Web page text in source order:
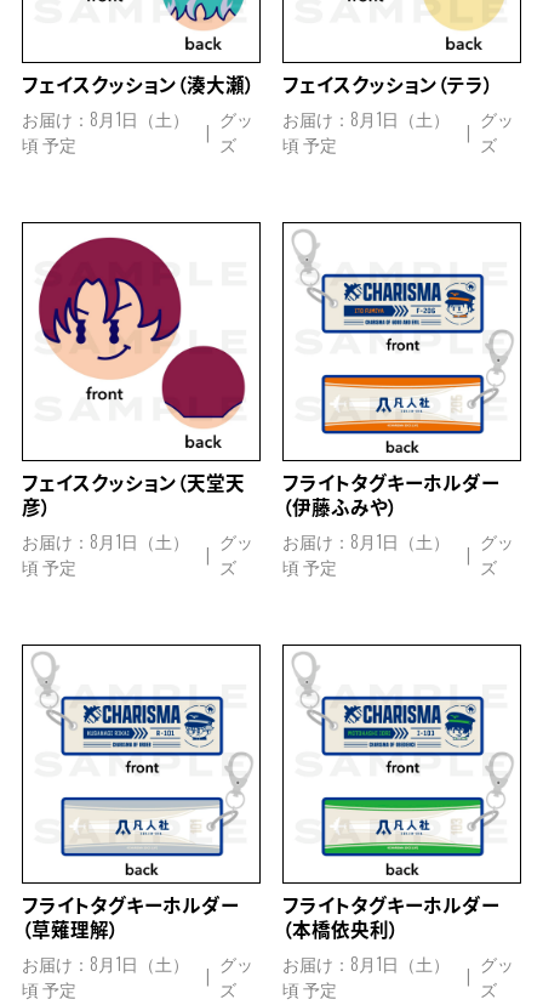
フェイスクッション（湊大瀬）
お届け：8月1日（土）
頃 予定
グッ
ズ
フェイスクッション（テラ）
お届け：8月1日（土）
頃 予定
グッ
ズ
フェイスクッション（天堂天
彦）
お届け：8月1日（土）
頃 予定
グッ
ズ
フライトタグキーホルダー
（伊藤ふみや）
お届け：8月1日（土）
頃 予定
グッ
ズ
フライトタグキーホルダー
（草薙理解）
お届け：8月1日（土）
頃 予定
グッ
ズ
フライトタグキーホルダー
（本橋依央利）
お届け：8月1日（土）
頃 予定
グッ
ズ